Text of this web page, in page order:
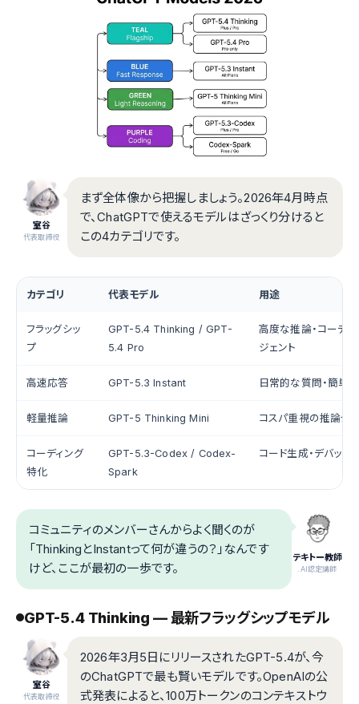
室谷
代表取締役
まず全体像から把握しましょう。2026年4月時点
で、ChatGPTで使えるモデルはざっくり分けると
この4カテゴリです。
カテゴリ 代表モデル 用途
フラッグシッ
プ
GPT-5.4 Thinking / GPT-
5.4 Pro
高度な推論・コーディ
ジェント
高速応答 GPT-5.3 Instant 日常的な質問・簡単
軽量推論 GPT-5 Thinking Mini コスパ重視の推論タ
コーディング
特化
GPT-5.3-Codex / Codex-
Spark
コード生成・デバッグ
テキトー教師
.AI認定講師
コミュニティのメンバーさんからよく聞くのが
「ThinkingとInstantって何が違うの？」なんです
けど、ここが最初の一歩です。
GPT-5.4 Thinking — 最新フラッグシップモデル
室谷
代表取締役
2026年3月5日にリリースされたGPT-5.4が、今
のChatGPTで最も賢いモデルです。OpenAIの公
式発表によると、100万トークンのコンテキストウ